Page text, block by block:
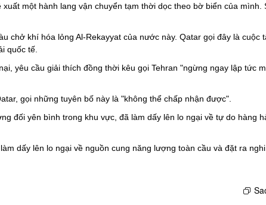
một hành lang vận chuyển tạm thời dọc theo bờ biển của mình.
chở khí hóa lỏng Al-Rekayyat của nước này. Qatar gọi đây là cuộc
quốc tế.
yêu cầu giải thích đồng thời kêu gọi Tehran "ngừng ngay lập tức
gọi những tuyên bố này là "không thể chấp nhận được".
đối yên bình trong khu vực, đã làm dấy lên lo ngại về tự do hàng
dấy lên lo ngại về nguồn cung năng lượng toàn cầu và đặt ra